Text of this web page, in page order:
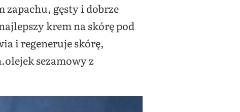
gęsty i dobrze
krem na skórę pod
i regeneruje skórę,
sezamowy z